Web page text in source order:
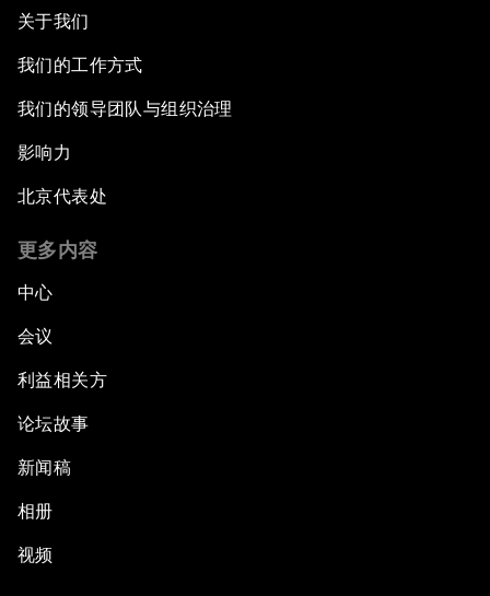
关于我们
我们的工作方式
我们的领导团队与组织治理
影响力
北京代表处
更多内容
中心
会议
利益相关方
论坛故事
新闻稿
相册
视频